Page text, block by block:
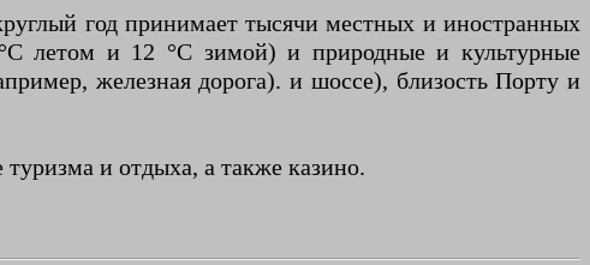
год принимает тысячи местных и иностранных
летом и 12 °C зимой) и природные и культурные
железная дорога). и шоссе), близость Порту и
и отдыха, а также казино.